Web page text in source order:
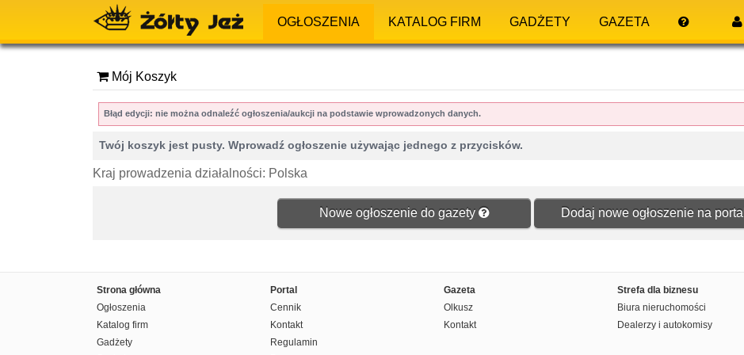
OGŁOSZENIA KATALOG FIRM GADŻETY GAZETA
Mój Koszyk
Błąd edycji: nie można odnaleźć ogłoszenia/aukcji na podstawie wprowadzonych danych.
Twój koszyk jest pusty. Wprowadź ogłoszenie używając jednego z przycisków.
Kraj prowadzenia działalności: Polska
Nowe ogłoszenie do gazety Dodaj nowe ogłoszenie na portal
Strona główna
Ogłoszenia
Katalog firm
Gadżety
Portal
Cennik
Kontakt
Regulamin
Gazeta
Olkusz
Kontakt
Strefa dla biznesu
Biura nieruchomości
Dealerzy i autokomisy